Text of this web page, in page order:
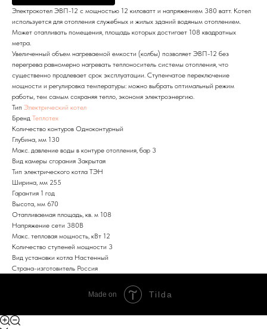
Электрокотел ЭВП-12 с мощностью 12 киловатт и напряжением 380 ватт. Котел
используется для отопления служебных и жилых зданий водяным отоплением.
Может отапливать помещения, площадь которых достигает 108 квадратных
метра.
Увеличенный объем нагреваемой емкости (колбы) позволяет ЭВП-12 без
перегрева равномерно нагревать теплоноситель системы отопления, что
существенно продлевает срок эксплуатации. Ступенчатое переключение
мощности и регулировка температуры: можно выбрать оптимальный режим
работы, тем самым сохраняя тепло, экономя электроэнергию.
Тип Электрический котел
Бренд Теплотех
Количество контуров Одноконтурный
Глубина, мм 130
Макс. давление воды в контуре отопления, бар 3
Вид камеры сгорания Закрытая
Тип электрического котла ТЭН
Ширина, мм 255
Гарантия 1 год
Высота, мм 670
Отапливаемая площадь, кв. м 108
Напряжение сети 380В
Макс. тепловая мощность, кВт 12
Количество ступеней мощности 3
Вид установки котла Настенный
Страна-изготовитель Россия
Made on Tilda